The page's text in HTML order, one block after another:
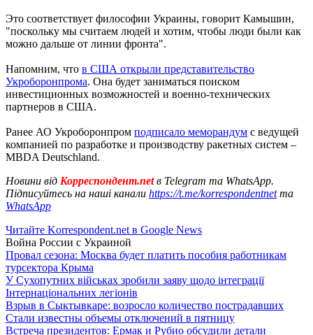
Это соответствует философии Украины, говорит Камышин,
"поскольку мы считаем людей и хотим, чтобы люди были как
можно дальше от линии фронта".
Напомним, что в США открыли представительство
Укроборонпрома. Она будет заниматься поиском
инвестиционных возможностей и военно-технических
партнеров в США.
Ранее АО Укроборонпром подписало меморандум с ведущей
компанией по разработке и производству ракетных систем –
MBDA Deutschland.
Новини від Корреспондент.netв Telegram та WhatsApp.
Підписуйтесь на наші канали https://t.me/korrespondentnetта
WhatsApp
Читайте Korrespondent.net в Google News
Война России с Украиной
Провал сезона: Москва будет платить пособия работникам
турсектора Крыма
У Сухопутних військах зробили заяву щодо інтеграції
Інтернаціональних легіонів
Взрыв в Сыктывкаре: возросло количество пострадавших
Стали известны объемы отключений в пятницу
Встреча президентов: Ермак и Рубио обсудили детали